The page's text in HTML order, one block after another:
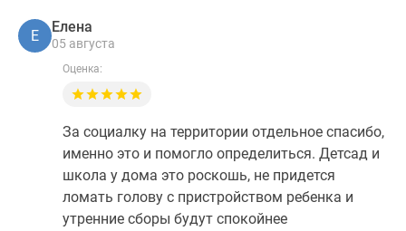
Е
Елена
05 августа
Оценка:
За социалку на территории отдельное спасибо,
именно это и помогло определиться. Детсад и
школа у дома это роскошь, не придется
ломать голову с пристройством ребенка и
утренние сборы будут спокойнее